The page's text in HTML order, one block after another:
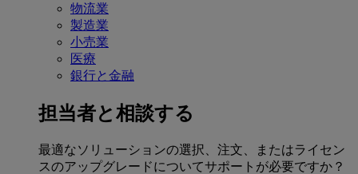
物流業
製造業
小売業
医療
銀行と金融
担当者と相談する
最適なソリューションの選択、注文、またはライセン
スのアップグレードについてサポートが必要ですか？